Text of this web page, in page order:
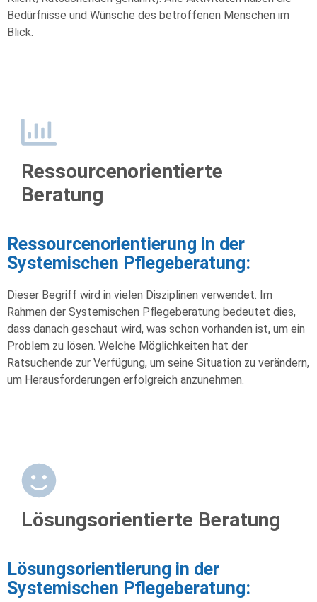
Bedürfnisse und Wünsche des betroffenen Menschen im
Blick.
Ressourcenorientierte
Beratung
Ressourcenorientierung in der
Systemischen Pflegeberatung:
Dieser Begriff wird in vielen Disziplinen verwendet. Im
Rahmen der Systemischen Pflegeberatung bedeutet dies,
dass danach geschaut wird, was schon vorhanden ist, um ein
Problem zu lösen. Welche Möglichkeiten hat der
Ratsuchende zur Verfügung, um seine Situation zu verändern,
um Herausforderungen erfolgreich anzunehmen.
Lösungsorientierte Beratung
Lösungsorientierung in der
Systemischen Pflegeberatung: